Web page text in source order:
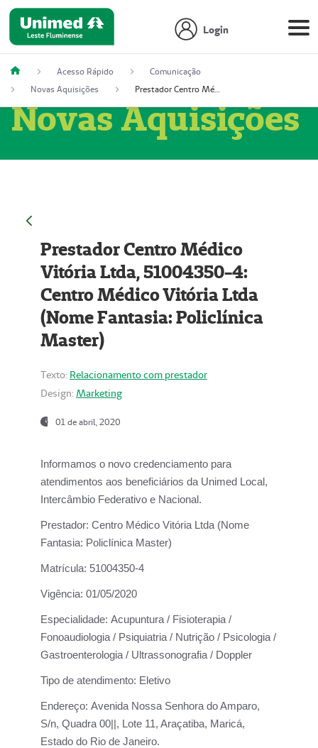
Login
Acesso Rápido
Comunicação
Novas Aquisições
Prestador Centro Médico Vitória Ltda, 51004350-4: Centro Médico Vitória Ltda (Nome Fantasia: Policlínica Master)
Novas Aquisições
Prestador Centro Médico
Vitória Ltda, 51004350-4:
Centro Médico Vitória Ltda
(Nome Fantasia: Policlínica
Master)
Texto: Relacionamento com prestador
Design: Marketing
01 de abril, 2020
Informamos o novo credenciamento para
atendimentos aos beneficiários da Unimed Local,
Intercâmbio Federativo e Nacional.
Prestador: Centro Médico Vitória Ltda (Nome
Fantasia: Policlínica Master)
Matrícula: 51004350-4
Vigência: 01/05/2020
Especialidade: Acupuntura / Fisioterapia /
Fonoaudiologia / Psiquiatria / Nutrição / Psicologia /
Gastroenterologia / Ultrassonografia / Doppler
Tipo de atendimento: Eletivo
Endereço: Avenida Nossa Senhora do Amparo,
S/n, Quadra 00||, Lote 11, Araçatiba, Maricá,
Estado do Rio de Janeiro.